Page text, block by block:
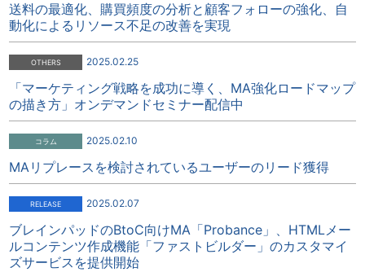
送料の最適化、購買頻度の分析と顧客フォローの強化、自
動化によるリソース不足の改善を実現
2025.02.25
「マーケティング戦略を成功に導く、MA強化ロードマップ
の描き方」オンデマンドセミナー配信中
2025.02.10
MAリプレースを検討されているユーザーのリード獲得
2025.02.07
ブレインパッドのBtoC向けMA「Probance」、HTMLメー
ルコンテンツ作成機能「ファストビルダー」のカスタマイ
ズサービスを提供開始